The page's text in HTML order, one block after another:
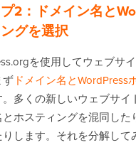
2：ドメイン名と
グを選択
を使用してウェブサ
ず ドメイン名とWordPress
多くの新しいウェブサイ
ホスティングを混同した
します。それを分解して